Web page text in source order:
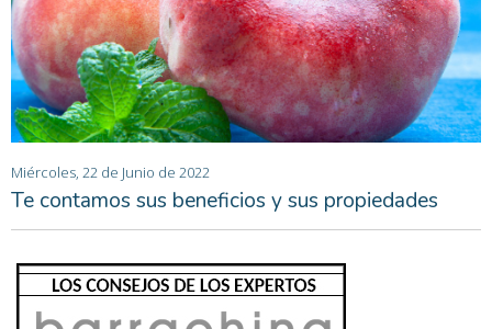
Miércoles, 22 de Junio de 2022
Te contamos sus beneficios y sus propiedades